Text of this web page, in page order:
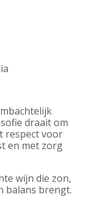
draait om
respect voor
en met zorg
wijn die zon,
balans brengt.